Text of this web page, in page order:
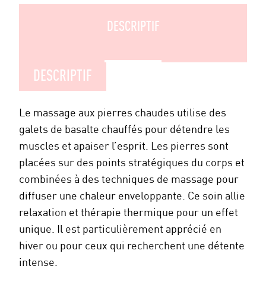
DESCRIPTIF
DESCRIPTIF
Le massage aux pierres chaudes utilise des
galets de basalte chauffés pour détendre les
muscles et apaiser l’esprit. Les pierres sont
placées sur des points stratégiques du corps et
combinées à des techniques de massage pour
diffuser une chaleur enveloppante. Ce soin allie
relaxation et thérapie thermique pour un effet
unique. Il est particulièrement apprécié en
hiver ou pour ceux qui recherchent une détente
intense.